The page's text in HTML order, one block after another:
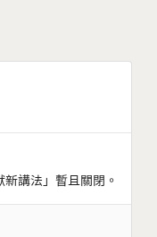
講法」暫且關閉。